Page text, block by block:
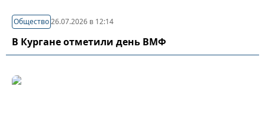
Общество26.07.2026 в 12:14
В Кургане отметили день ВМФ